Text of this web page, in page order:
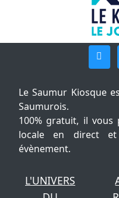
Le Saumur Kiosque
Saumurois.
100% gratuit, il vous
locale en direct
évènement.
L'UNIVERS